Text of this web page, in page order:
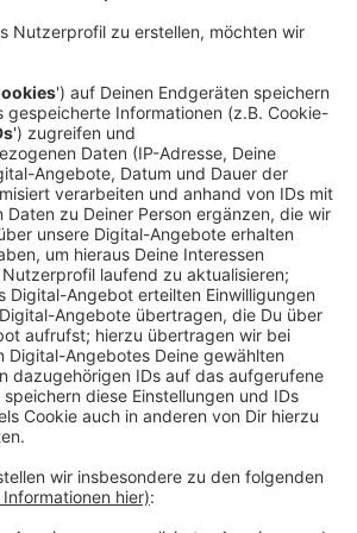
Kinder mehr als im Vorjahr. Im
gibt es die meisten
mit rund 360 Kindern, am
mit etwa 50 Kindern. Fast jedes
an einer Förderschule im
die Stadt Kleve hat mit rund 470
gesehen, die meisten